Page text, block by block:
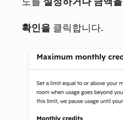
확인을 클릭합니다.